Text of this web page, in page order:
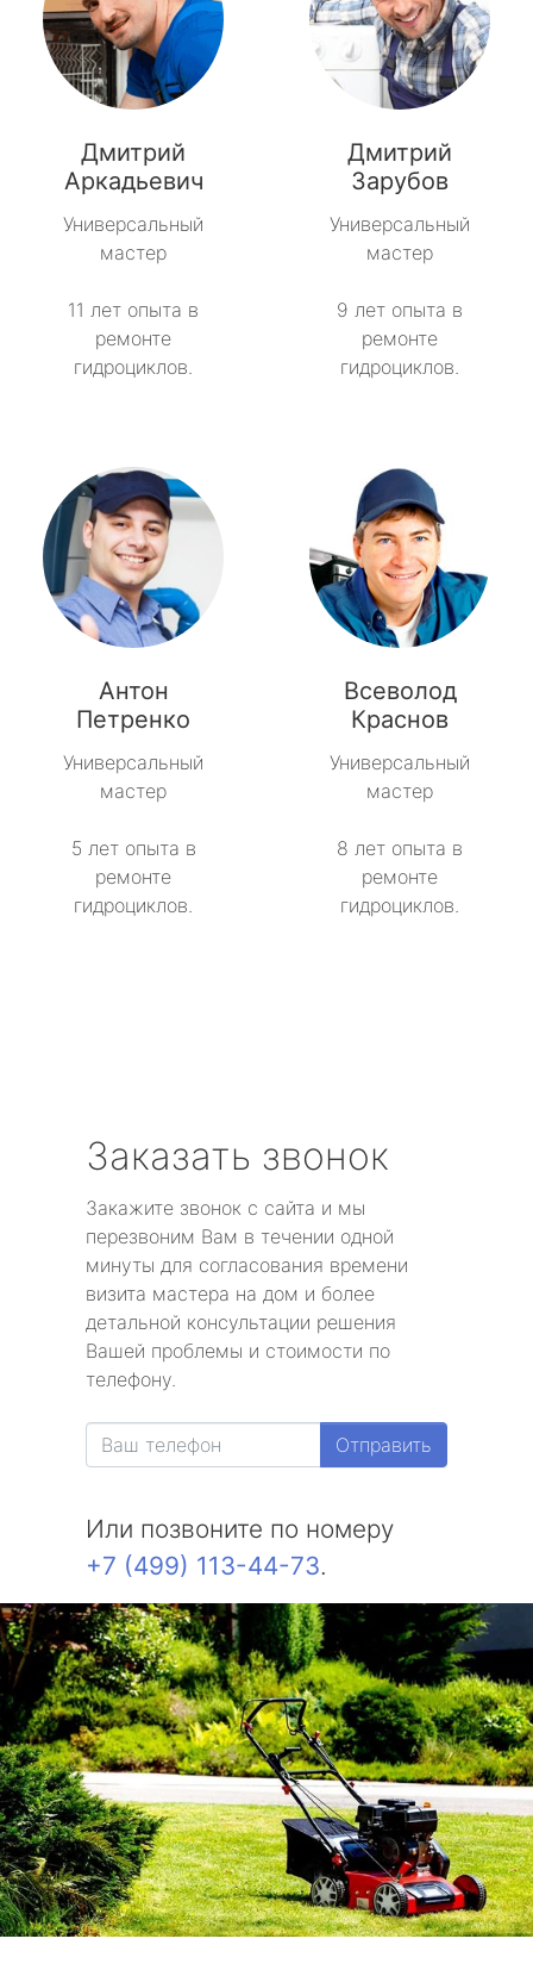
Дмитрий
Аркадьевич
Универсальный
мастер
11 лет опыта в
ремонте
гидроциклов.
Дмитрий
Зарубов
Универсальный
мастер
9 лет опыта в
ремонте
гидроциклов.
Антон
Петренко
Универсальный
мастер
5 лет опыта в
ремонте
гидроциклов.
Всеволод
Краснов
Универсальный
мастер
8 лет опыта в
ремонте
гидроциклов.
Заказать звонок
Закажите звонок с сайта и мы
перезвоним Вам в течении одной
минуты для согласования времени
визита мастера на дом и более
детальной консультации решения
Вашей проблемы и стоимости по
телефону.
Отправить
Или позвоните по номеру
+7 (499) 113-44-73.